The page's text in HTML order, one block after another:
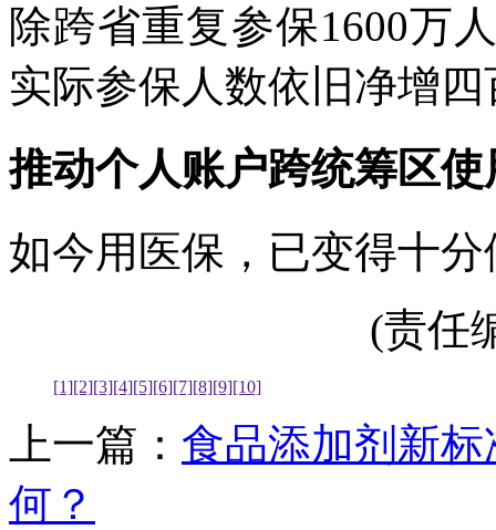
除跨省重复参保1600万
实际参保人数依旧净增
推动个人账户跨统筹区使
如今用医保，已变得十分
(责任
[1][2][3][4][5][6][7][8][9][10]
上一篇： 食品添加剂新
何？